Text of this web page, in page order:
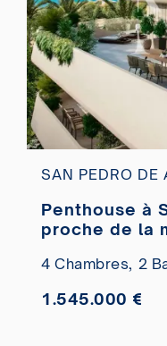
SAN PEDRO DE
Penthouse à
proche de la
4 Chambres, 2
1.545.000 €